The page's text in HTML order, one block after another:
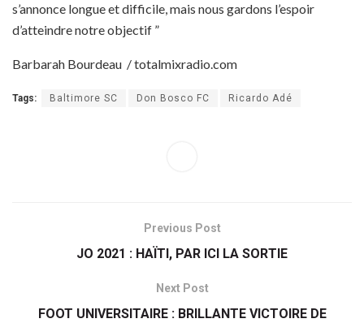
s’annonce longue et difficile, mais nous gardons l’espoir
d’atteindre notre objectif ”
Barbarah Bourdeau / totalmixradio.com
Tags: Baltimore SC Don Bosco FC Ricardo Adé
Previous Post
JO 2021 : HAÏTI, PAR ICI LA SORTIE
Next Post
FOOT UNIVERSITAIRE : BRILLANTE VICTOIRE DE